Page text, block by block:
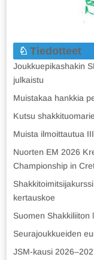
Tiedotteet
Joukkuepikashakin
julkaistu
Muistakaa hankkia
Kutsu
Muista ilmoittautua
Nuorten EM 2026
Championship in
kertauskoe
Suomen Shakkiliiton
Seurajoukkueiden
JSM-kausi